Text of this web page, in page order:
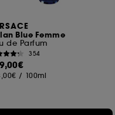
Blue Femme
de Parfum
354
/ 100ml